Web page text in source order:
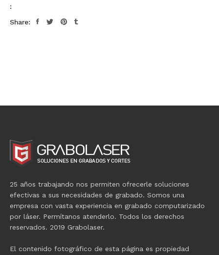
:
Share:
25 años trabajando nos permiten ofrecerle soluciones
efectivas a sus necesidades de grabado. Somos una
empresa con vasta experiencia en grabado computarizado
por láser. Permítanos atenderlo. Todos los derechos
reservados. 2019 Grabolaser.
El contenido fotográfico de esta página es propiedad